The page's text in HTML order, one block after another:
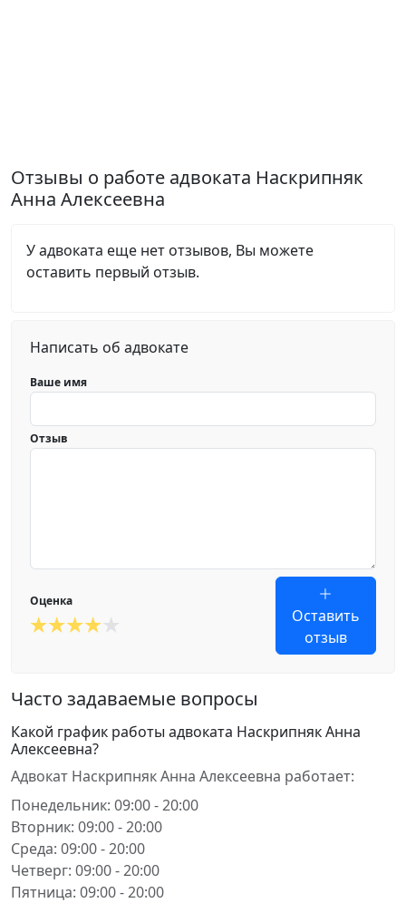
Отзывы о работе адвоката Наскрипняк
Анна Алексеевна
У адвоката еще нет отзывов, Вы можете
оставить первый отзыв.
Написать об адвокате
Ваше имя
Отзыв
Оценка
Оставить
отзыв
Часто задаваемые вопросы
Какой график работы адвоката Наскрипняк Анна
Алексеевна?
Адвокат Наскрипняк Анна Алексеевна работает:
Понедельник: 09:00 - 20:00
Вторник: 09:00 - 20:00
Среда: 09:00 - 20:00
Четверг: 09:00 - 20:00
Пятница: 09:00 - 20:00